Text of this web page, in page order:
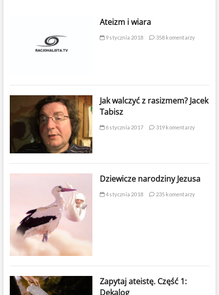
Ateizm i wiara
9 stycznia 2018 358 komentarzy
Jak walczyć z rasizmem? Jacek
Tabisz
6 stycznia 2017 319 komentarzy
Dziewicze narodziny Jezusa
4 stycznia 2018 235 komentarzy
Zapytaj ateistę. Część 1:
Dekalog